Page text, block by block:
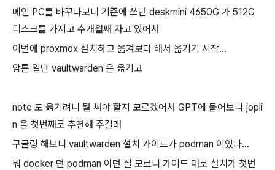
메인 PC를 바꾸다보니 기존에 쓰던 deskmini 4650G 가 512G
디스크를 가지고 수개월째 자고 있어서
이번에 proxmox 설치하고 옮겨보다 해서 옮기기 시작...
암튼 일단 vaultwarden 은 옮기고
note 도 옮기려니 뭘 써야 할지 모르겠어서 GPT에 물어보니 jopli
n 을 첫번째로 추천해 주길래
구글링 해보니 vaultwarden 설치 가이드가 podman 이었다...
뭐 docker 던 podman 이던 잘 모르니 가이드 대로 설치가 첫번